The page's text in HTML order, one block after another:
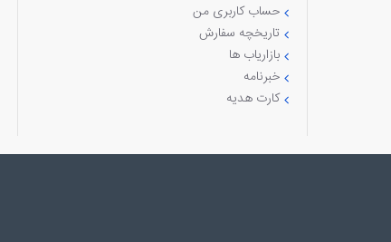
حساب کاربری من
تاریخچه سفارش
بازاریاب ها
خبرنامه
کارت هدیه